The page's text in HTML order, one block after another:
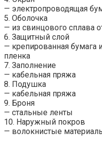
— электропроводящая
5. Оболочка
— из свинцового сплава
6. Защитный слой
— крепированная бумага
пленка
7. Заполнение
— кабельная пряжа
8. Подушка
— кабельная пряжа
9. Броня
— стальные ленты
10. Наружный покров
— волокнистые